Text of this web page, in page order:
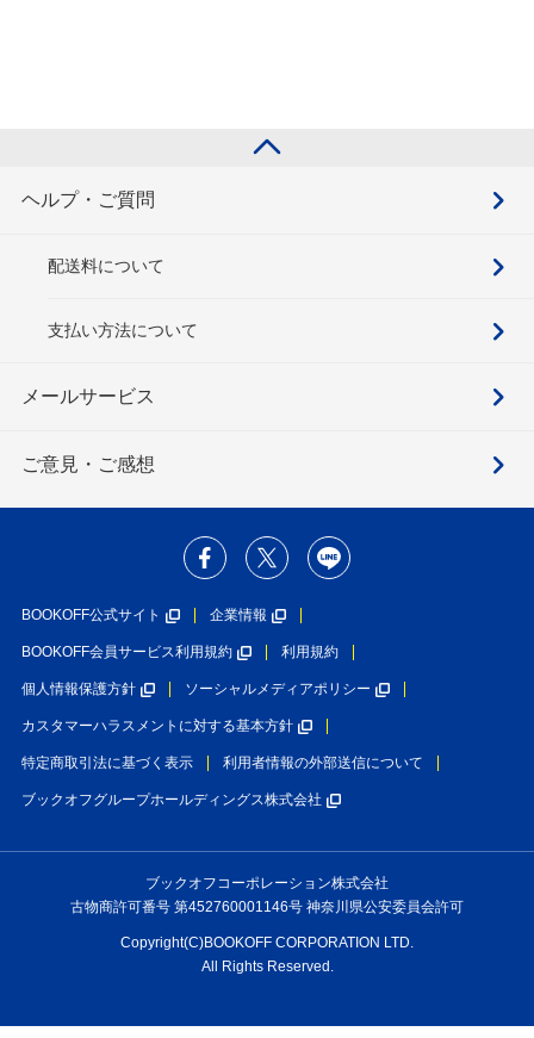
ヘルプ・ご質問
配送料について
支払い方法について
メールサービス
ご意見・ご感想
BOOKOFF公式サイト 企業情報
BOOKOFF会員サービス利用規約 利用規約
個人情報保護方針 ソーシャルメディアポリシー
カスタマーハラスメントに対する基本方針
特定商取引法に基づく表示 利用者情報の外部送信について
ブックオフグループホールディングス株式会社
ブックオフコーポレーション株式会社
古物商許可番号 第452760001146号 神奈川県公安委員会許可
Copyright(C)BOOKOFF CORPORATION LTD.
All Rights Reserved.